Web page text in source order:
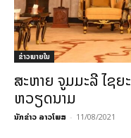
ຂ່າວພາຍ​ໃນ
ສະຫາຍ ຈູມມະລີ ໄຊ
ຫວຽດນາມ
ນັກຂ່າວ ລາວໂພສ - 11/08/2021